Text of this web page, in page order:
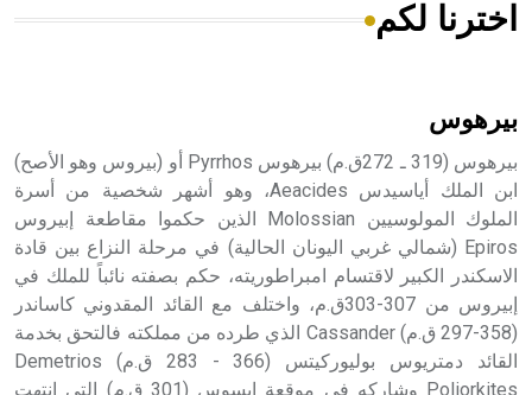
هل تعلم أن الأبسيد كلمة فرنسية اللفظ تم اعتمادها مصطلحاً
- هل تعلم أن أبجر Abgar اسم معروف جيداً يعود إلى عدد من
الملوك الذين حكموا مدينة إديسا (الرها) من أبجر الأول وحتى
التاسع، وهم ينتسبون إلى أسرة أوسروين
اخترنا لكم
بيرهوس
بيرهوس (319 ـ 272ق.م) بيرهوس Pyrrhos أو (بيروس وهو الأصح)
ابن الملك أياسيدس Aeacides، وهو أشهر شخصية من أسرة
الملوك المولوسيين Molossian الذين حكموا مقاطعة إبيروس
Epiros (شمالي غربي اليونان الحالية) في مرحلة النزاع بين قادة
الاسكندر الكبير لاقتسام امبراطوريته، حكم بصفته نائباً للملك في
إبيروس من 307-303ق.م، واختلف مع القائد المقدوني كاساندر
(358-297 ق.م) Cassander الذي طرده من مملكته فالتحق بخدمة
القائد دمتريوس بوليوركيتس (366 - 283 ق.م) Demetrios
Poliorkites وشاركه في موقعة إبسوس (301 ق.م) التي انتهت